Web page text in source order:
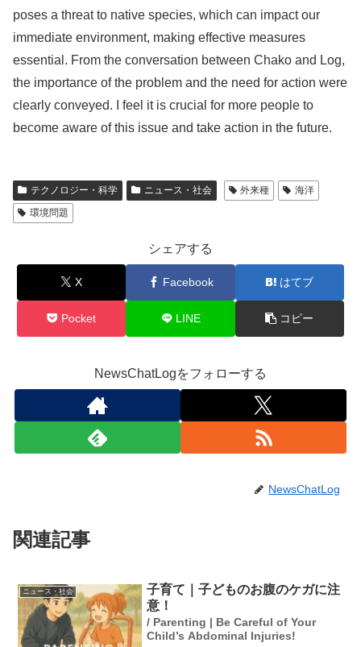
poses a threat to native species, which can impact our
immediate environment, making effective measures
essential. From the conversation between Chako and Log,
the importance of the problem and the need for action were
clearly conveyed. I feel it is crucial for more people to
become aware of this issue and take action in the future.
テクノロジー・科学 ニュース・社会 外来種
海洋
環境問題
シェアする
X Facebook はてブ
Pocket LINE コピー
NewsChatLogをフォローする
NewsChatLog
関連記事
ニュース・社会
子育て｜子どものお腹のケガに注
意！
/ Parenting | Be Careful of Your
Child’s Abdominal Injuries!